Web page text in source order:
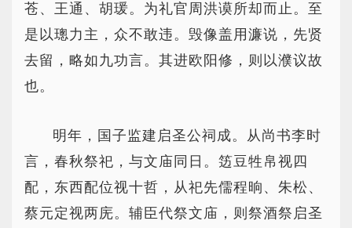
苍、王通、胡瑗。为礼官周洪谟所却而止。至
是以璁力主，众不敢违。毁像盖用濂说，先贤
去留，略如九功言。其进欧阳修，则以濮议故
也。
明年，国子监建启圣公祠成。从尚书李时
言，春秋祭祀，与文庙同日。笾豆牲帛视四
配，东西配位视十哲，从祀先儒程晌、朱松、
蔡元定视两庑。辅臣代祭文庙，则祭酒祭启圣